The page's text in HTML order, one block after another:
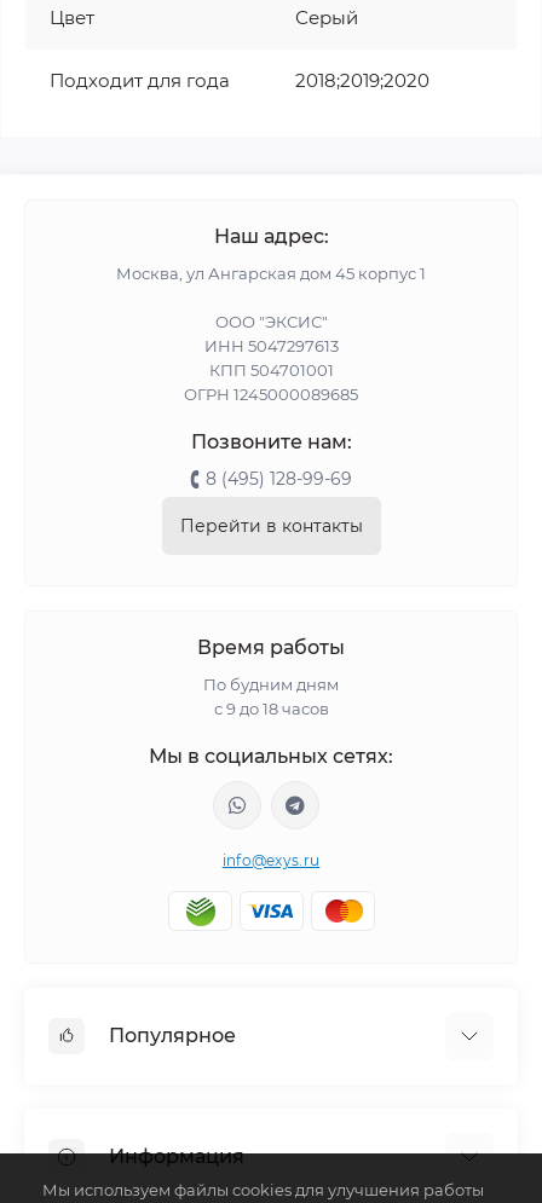
Цвет Серый
Подходит для года 2018;2019;2020
Наш адрес:
Москва, ул Ангарская дом 45 корпус 1
ООО "ЭКСИС"
ИНН 5047297613
КПП 504701001
ОГРН 1245000089685
Позвоните нам:
8 (495) 128-99-69
Перейти в контакты
Время работы
По будним дням
с 9 до 18 часов
Мы в социальных сетях:
info@exys.ru
Популярное
Багажники на крышу
Информация
Мы используем файлы cookies для улучшения работы